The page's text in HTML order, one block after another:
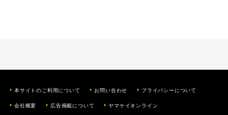
本サイトのご利用について お問い合わせ プライバシーについて
会社概要 広告掲載について ヤマケイオンライン